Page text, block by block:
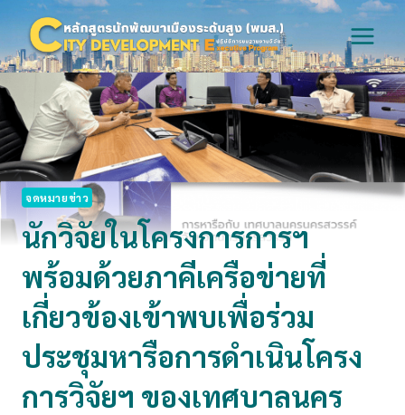
content
จดหมายข่าว
นักวิจัยในโครงการการฯ
พร้อมด้วยภาคีเครือข่ายที่
เกี่ยวข้องเข้าพบเพื่อร่วม
ประชุมหารือการดำเนินโครง
การวิจัยฯ ของเทศบาลนคร